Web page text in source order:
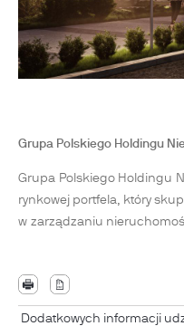
Grupa Polskiego Holdingu
Grupa Polskiego Holdingu
rynkowej portfela, który
w zarządzaniu
Dodatkowych informacji